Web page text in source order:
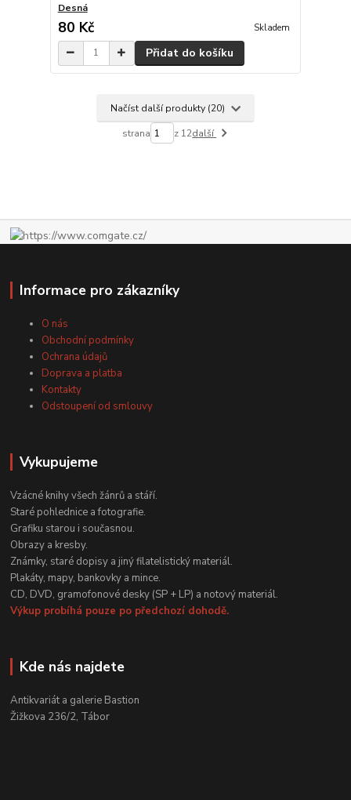
Desná
80 Kč Skladem
Přidat do košíku
Načíst další produkty (20)
strana z 12další
Informace pro zákazníky
O nás
Obchodní podmínky
Ochrana údajů
Doprava a platba
Kontakty
Odstoupení od smlouvy
Vykupujeme
Vzácné knihy všech žánrů a stáří.
Staré pohlednice a fotografie.
Grafiku starou i současnou.
Obrazy a kresby.
Známky, staré dopisy a jiný filatelistický materiál.
Plakáty, mapy, bankovky a mince.
CD, DVD, gramofonové desky (SP + LP) a notový materiál.
Výkup probíhá pouze po předchozí dohodě.
Kde nás najdete
Antikvariát a galerie Bastion
Žižkova 236/2, Tábor